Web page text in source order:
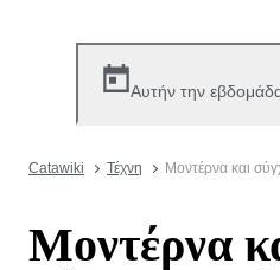
Αυτήν την
Catawiki Τέχνη Μοντέρνα και
Μοντέρνα